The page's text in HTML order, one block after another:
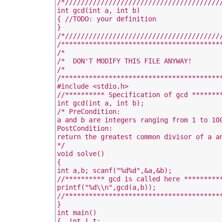
/
int gcd(int a, int b)
{ //TODO: your definition
}
/
/
/*
/*  DON'T MODIFY THIS FILE ANYWAY!
/*
/
#include <stdio.h>
//********** Specification of gcd
int gcd(int a, int b);
/* PreCondition:
a and b are integers ranging from 1 to
PostCondition:
return the greatest common divisor of a
*/
void solve()
{
int a,b; scanf("%d%d",&a,&b);
//********** gcd is called here
printf("%d\\n",gcd(a,b));
//
}
int main()